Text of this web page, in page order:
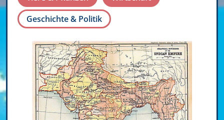
Geschichte & Politik